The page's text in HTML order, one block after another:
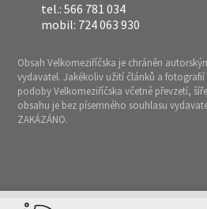
tel.: 566 781 034
mobil: 724 063 930
Obsah Velkomeziříčska je chráněn
vydavatel. Jakékoliv užití článků a fotografií
podoby Velkomeziříčska včetně převzetí,
obsahu je bez písemného souhlasu
ZAKÁZÁNO.